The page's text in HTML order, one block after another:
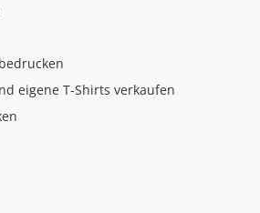
eigene T-Shirts verkaufen